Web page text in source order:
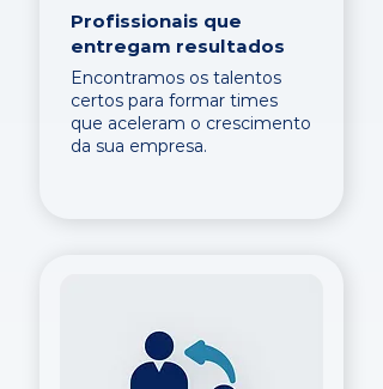
Profissionais que
entregam resultados
Encontramos os talentos
certos para formar times
que aceleram o crescimento
da sua empresa.